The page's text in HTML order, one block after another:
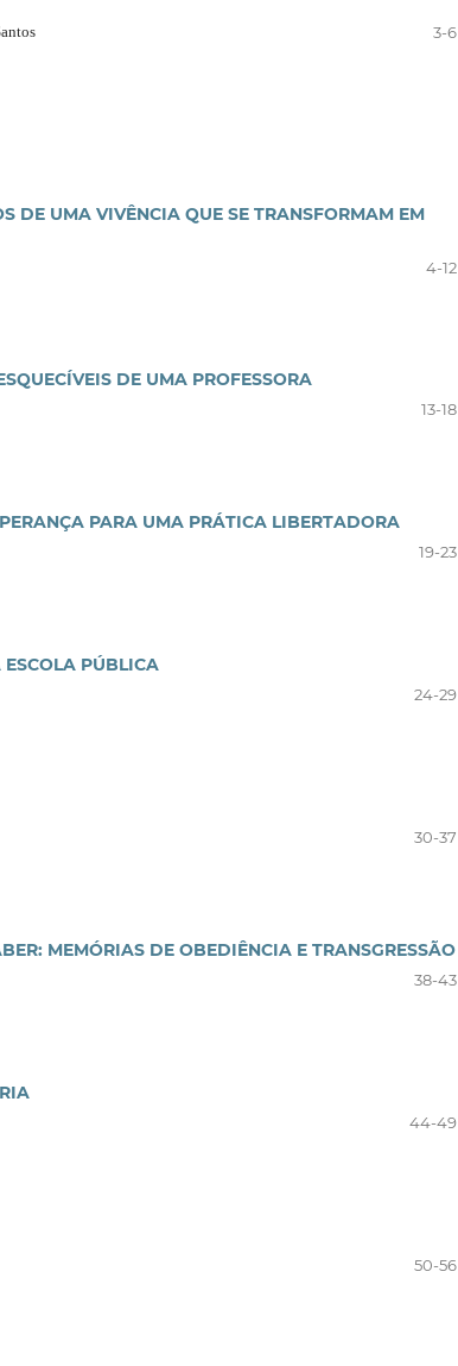
3-6
DE UMA VIVÊNCIA QUE SE TRANSFORMAM EM
4-12
DE UMA PROFESSORA
13-18
PARA UMA PRÁTICA LIBERTADORA
19-23
PÚBLICA
24-29
30-37
MEMÓRIAS DE OBEDIÊNCIA E TRANSGRESSÃO
38-43
44-49
50-56